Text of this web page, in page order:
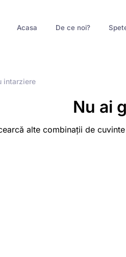
Acasa De ce noi?
intarziere
Nu ai
alte combinații de